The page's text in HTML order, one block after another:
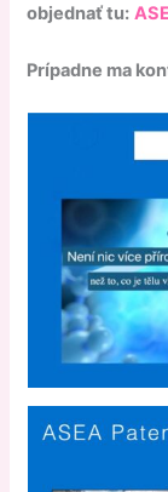
objednať tu:
Prípadne ma